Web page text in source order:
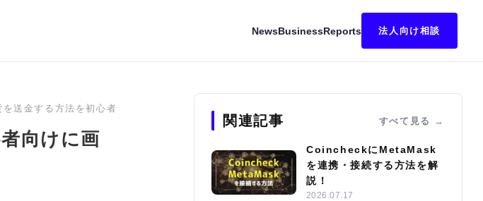
NewsBusinessReports 法人向け相談
送金する方法を初心者向けに画像解説
向けに画
関連記事 すべて見る
CoincheckにMetaMask
を連携・接続する方法を解
説！
2026.07.17